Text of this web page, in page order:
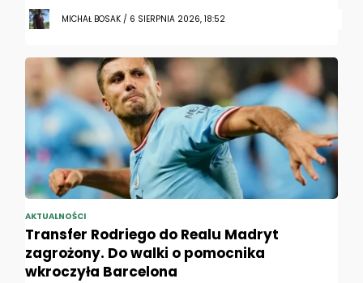
MICHAŁ BOSAK / 6 SIERPNIA 2026, 18:52
AKTUALNOŚCI
Transfer Rodriego do Realu Madryt
zagrożony. Do walki o pomocnika
wkroczyła Barcelona